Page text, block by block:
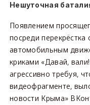
Нешуточная
Появлением
посреди
автомобильным
криками «Давай,
агрессивно требуя,
видеофрагменте,
новости Крыма»